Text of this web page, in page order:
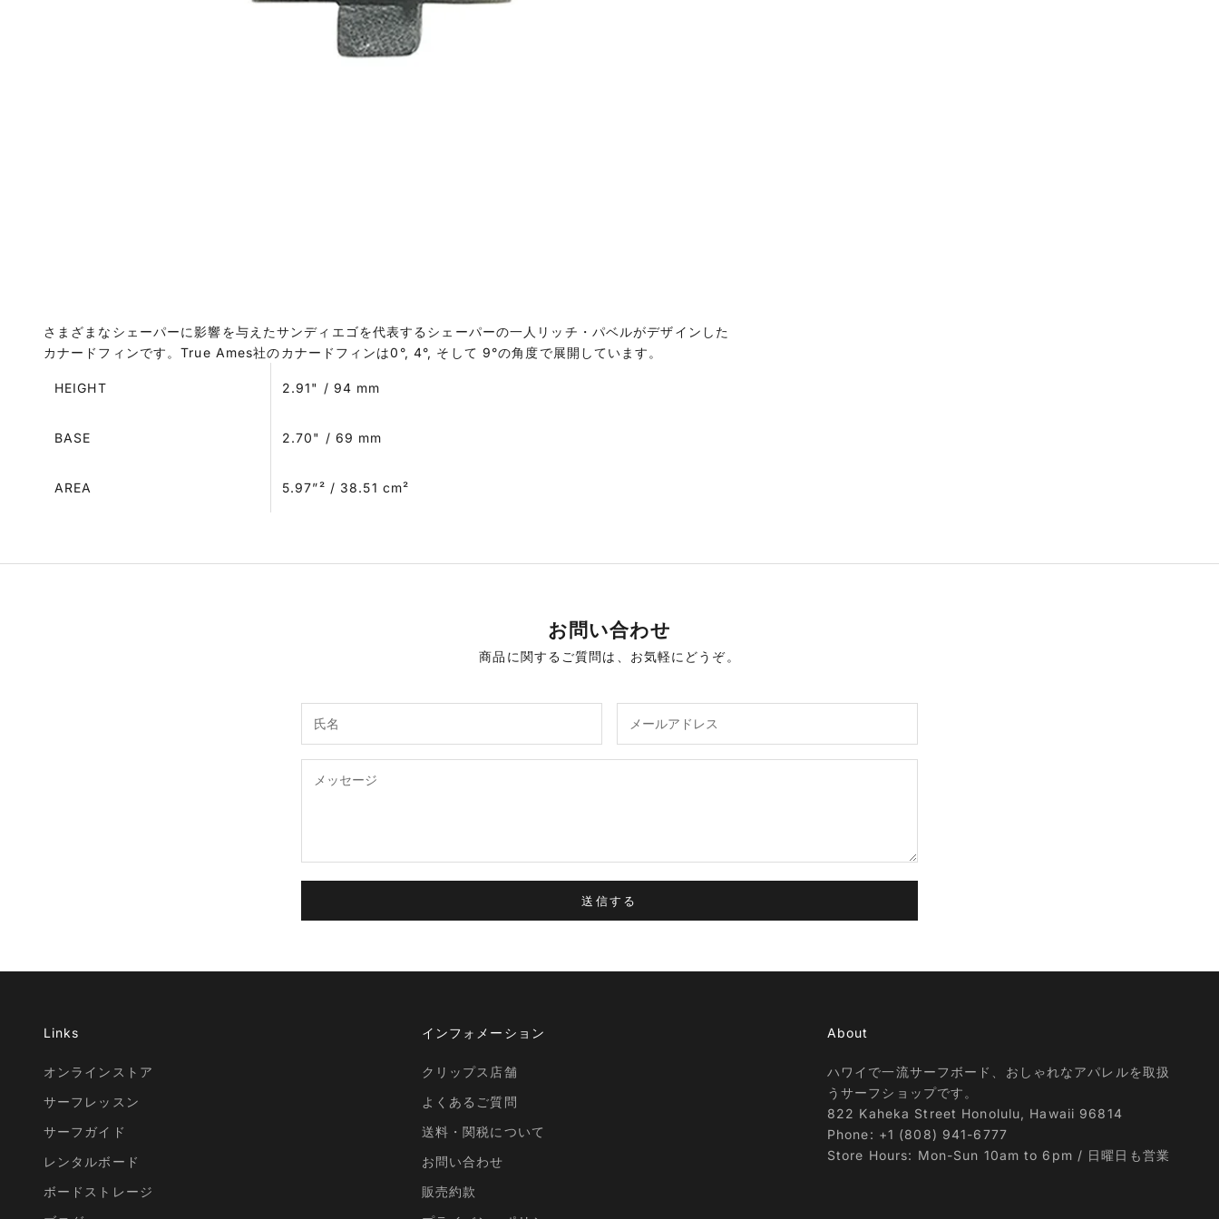
さまざまなシェーパーに影響を与えたサンディエゴを代表するシェーパーの一人リッチ・パベルがデザインした
カナードフィンです。True Ames社のカナードフィンは0°, 4°, そして 9°の角度で展開しています。
HEIGHT 2.91" / 94 mm
BASE 2.70" / 69 mm
AREA 5.97”² / 38.51 cm²
お問い合わせ
商品に関するご質問は、お気軽にどうぞ。
送信する
Links
オンラインストア
サーフレッスン
サーフガイド
レンタルボード
ボードストレージ
インフォメーション
クリップス店舗
よくあるご質問
送料・関税について
お問い合わせ
販売約款
About
ハワイで一流サーフボード、おしゃれなアパレルを取扱
うサーフショップです。
822 Kaheka Street Honolulu, Hawaii 96814
Phone: +1 (808) 941-6777
Store Hours: Mon-Sun 10am to 6pm / 日曜日も営業